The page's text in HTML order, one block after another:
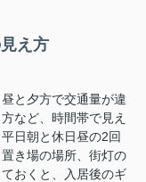
え方
と夕方で交通量が違
など、時間帯で見え
日朝と休日昼の2回
き場の場所、街灯の
おくと、入居後のギ